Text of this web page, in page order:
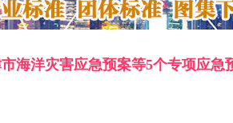
海洋灾害应急预案等5个专项应急